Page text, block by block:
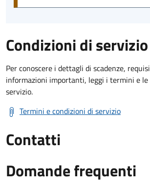
Condizioni di servizio
Per conoscere i dettagli di scadenze,
informazioni importanti, leggi i termini e le
servizio.
Termini e condizioni di servizio
Contatti
Domande frequenti